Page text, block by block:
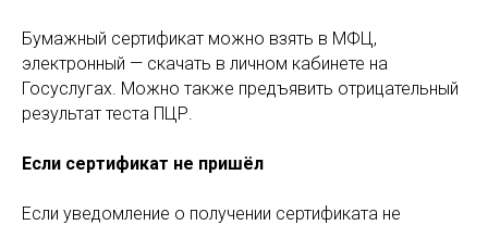
Бумажный сертификат можно взять в МФЦ,
электронный — скачать в личном кабинете на
Госуслугах. Можно также предъявить отрицательный
результат теста ПЦР.
Если сертификат не пришёл
Если уведомление о получении сертификата не